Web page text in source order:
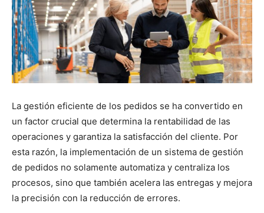
La gestión eficiente de los pedidos se ha convertido en
un factor crucial que determina la rentabilidad de las
operaciones y garantiza la satisfacción del cliente. Por
esta razón, la implementación de un sistema de gestión
de pedidos no solamente automatiza y centraliza los
procesos, sino que también acelera las entregas y mejora
la precisión con la reducción de errores.